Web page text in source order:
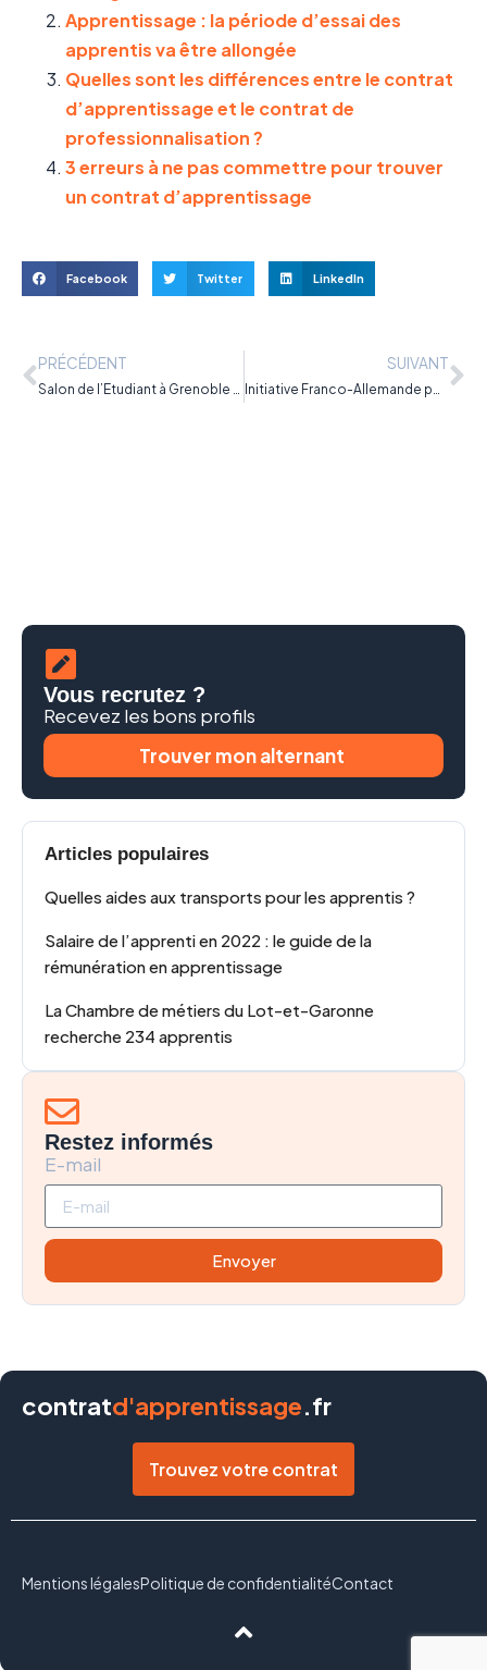
Apprentissage : la période d’essai des
apprentis va être allongée
Quelles sont les différences entre le contrat
d’apprentissage et le contrat de
professionnalisation ?
3 erreurs à ne pas commettre pour trouver
un contrat d’apprentissage
Facebook Twitter LinkedIn
PRÉCÉDENT SUIVANT
Vous recrutez ?
Recevez les bons profils
Trouver mon alternant
Articles populaires
Quelles aides aux transports pour les apprentis ?
Salaire de l’apprenti en 2022 : le guide de la
rémunération en apprentissage
La Chambre de métiers du Lot-et-Garonne
recherche 234 apprentis
Restez informés
E-mail
Envoyer
contratd'apprentissage.fr
Trouvez votre contrat
Mentions légalesPolitique de confidentialitéContact